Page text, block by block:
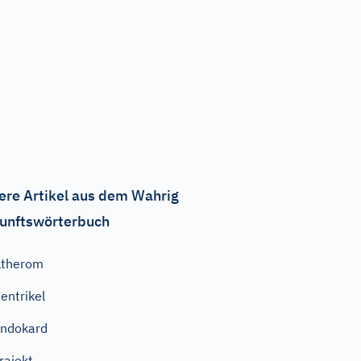
Artikel aus dem Wahrig